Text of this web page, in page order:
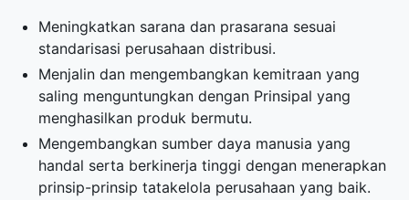
Meningkatkan sarana dan prasarana sesuai
standarisasi perusahaan distribusi.
Menjalin dan mengembangkan kemitraan yang
saling menguntungkan dengan Prinsipal yang
menghasilkan produk bermutu.
Mengembangkan sumber daya manusia yang
handal serta berkinerja tinggi dengan menerapkan
prinsip-prinsip tatakelola perusahaan yang baik.